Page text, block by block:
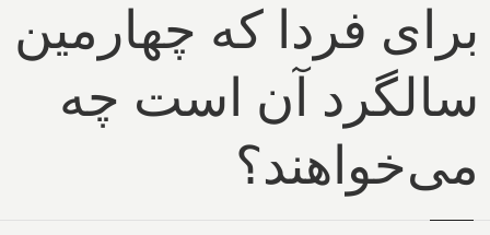
برای فردا که چهارمین
سالگرد آن است چه
می‌خواهند؟